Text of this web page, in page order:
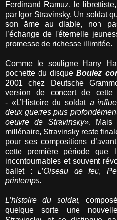
Ferdinand Ramuz, le
par Igor Stravinsky. Un soldat
son âme au diable, non
l’échange de l'éternelle
promesse de richesse illimitée.
Comme le souligne Harry
pochette du disqueBoulez
2001 chez Deutsche
version de concert de cette
- «L’Histoire du soldata
deux guerres plus
oeuvre de Stravinsky». Mais
millénaire, Stravinsky reste
pour ses compositions
cette première période que
incontournables et souvent
ballet :L’Oiseau de feu,
printemps.
L’histoire du soldat,
quelque sorte une